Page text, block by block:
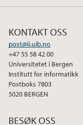
KONTAKT OSS
post@ii.uib.no
+47 55 58 42 00
Universitetet i Bergen
Institutt for informatikk
Postboks 7803
5020 BERGEN
BESØK OSS